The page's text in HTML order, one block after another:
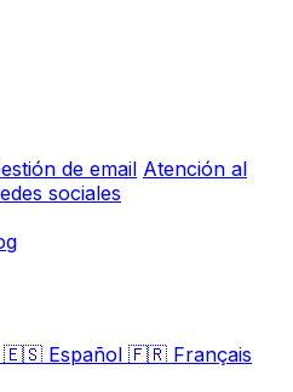
de email Atención al
sociales
🇪🇸 Español 🇫🇷 Français